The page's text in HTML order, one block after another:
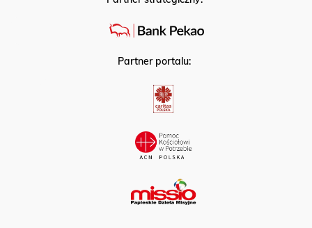
Partner strategiczny:
Partner portalu: